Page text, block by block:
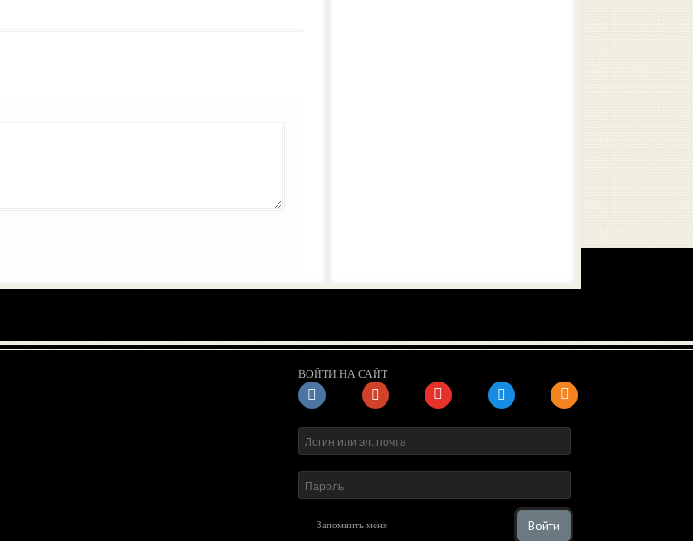
ВОЙТИ НА САЙТ
Запомнить меня Войти